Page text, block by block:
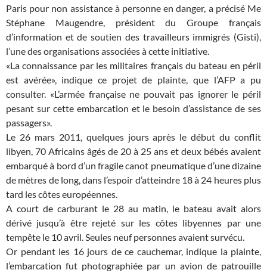
Paris pour non assistance à personne en danger, a précisé Me
Stéphane Maugendre, président du Groupe français
d’information et de soutien des travailleurs immigrés (Gisti),
l’une des organisations associées à cette initiative.
«La connaissance par les militaires français du bateau en péril
est avérée», indique ce projet de plainte, que l’AFP a pu
consulter. «L’armée française ne pouvait pas ignorer le péril
pesant sur cette embarcation et le besoin d’assistance de ses
passagers».
Le 26 mars 2011, quelques jours après le début du conflit
libyen, 70 Africains âgés de 20 à 25 ans et deux bébés avaient
embarqué à bord d’un fragile canot pneumatique d’une dizaine
de mètres de long, dans l’espoir d’atteindre 18 à 24 heures plus
tard les côtes européennes.
A court de carburant le 28 au matin, le bateau avait alors
dérivé jusqu’à être rejeté sur les côtes libyennes par une
tempête le 10 avril. Seules neuf personnes avaient survécu.
Or pendant les 16 jours de ce cauchemar, indique la plainte,
l’embarcation fut photographiée par un avion de patrouille